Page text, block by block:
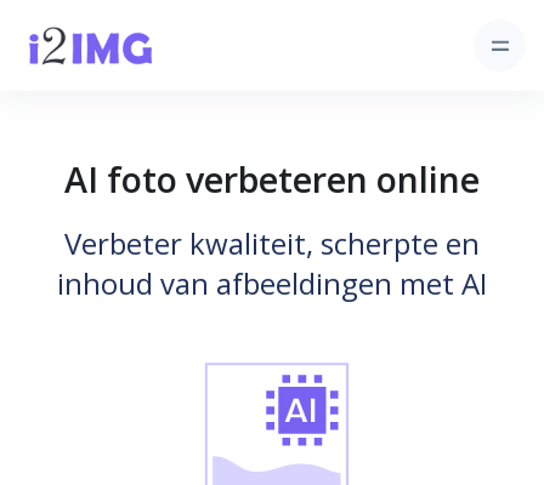
AI foto verbeteren online
Verbeter kwaliteit, scherpte en
inhoud van afbeeldingen met AI